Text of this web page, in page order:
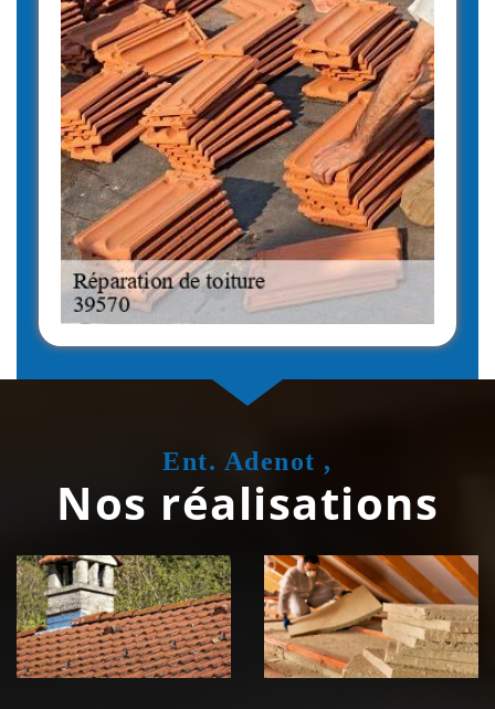
Ent. Adenot ,
Nos réalisations
Couvreur
zingueur 39
Jura
Isolation de
toiture 39
Jura